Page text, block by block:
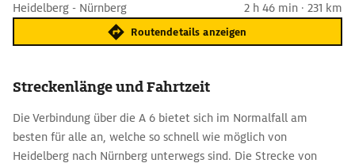
Heidelberg - Nürnberg 2 h 46 min · 231 km
Routendetails anzeigen
Streckenlänge und Fahrtzeit
Die Verbindung über die A 6 bietet sich im Normalfall am
besten für alle an, welche so schnell wie möglich von
Heidelberg nach Nürnberg unterwegs sind. Die Strecke von